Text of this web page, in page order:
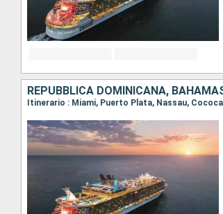
REPUBBLICA DOMINICANA,
Itinerario : Miami, Puerto Plata, Nassau,